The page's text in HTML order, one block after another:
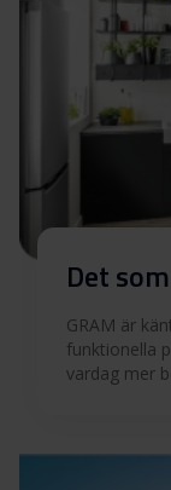
Det
GRAM är
funktionella
vardag mer